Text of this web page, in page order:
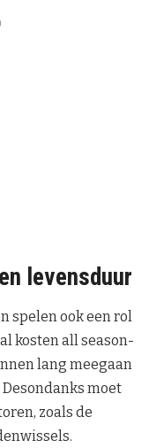
levensduur
spelen ook een rol
kosten all season-
lang meegaan
moet
zoals de